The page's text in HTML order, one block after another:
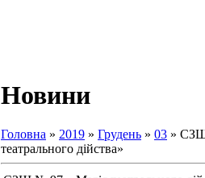
Новини
Головна » 2019 » Грудень » 03 »
театрального дійства»